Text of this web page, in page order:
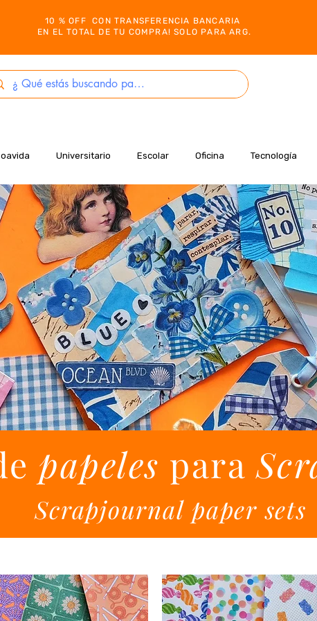
10 % OFF CON TRANSFERENCIA BANCARIA
EN EL TOTAL DE TU COMPRA! SOLO PARA ARG.
Universitario Escolar Oficina Tecnología
papeles para
Scrapjournal paper sets